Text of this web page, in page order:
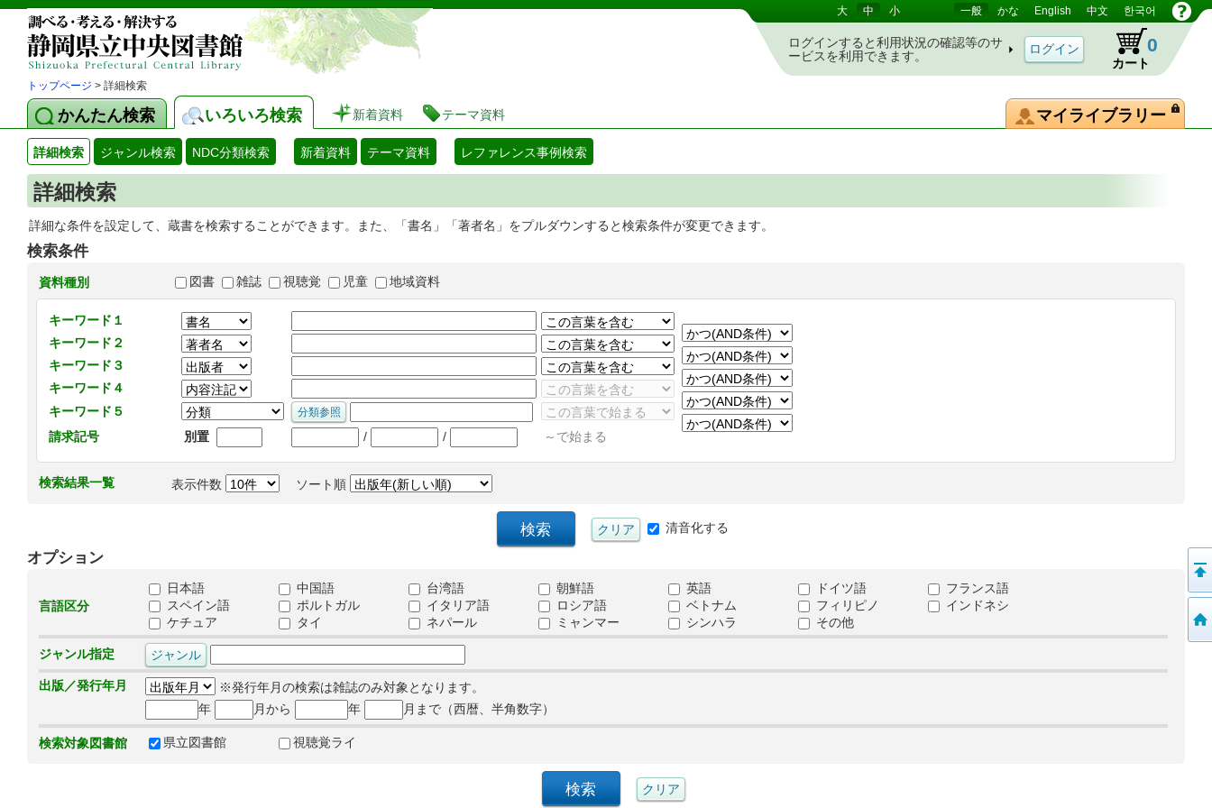
静岡県立図書館 蔵書検索・予約システム 大 中 小 一般 かな English 中文 한국어
ログインすると利用状況の確認等のサ
ービスを利用できます。
カート
0
トップページ > 詳細検索
かんたん検索 いろいろ検索 新着資料 テーマ資料 マイライブラリー
詳細検索 ジャンル検索 NDC分類検索 新着資料 テーマ資料 レファレンス事例検索
詳細検索
詳細な条件を設定して、蔵書を検索することができます。また、「書名」「著者名」をプルダウンすると検索条件が変更できます。
検索条件
資料種別 図書 雑誌 視聴覚 児童 地域資料
キーワード１
キーワード２
キーワード３
キーワード４
キーワード５
請求記号
別置 / / ～で始まる
検索結果一覧 表示件数 ソート順
清音化する
オプション
言語区分
日本語 中国語 台湾語 朝鮮語 英語 ドイツ語
フランス語
スペイン語
ポルトガル イタリア語 ロシア語 ベトナム フィリピノ
インドネシ
ケチュア
タイ ネパール ミャンマー シンハラ その他
ジャンル指定
出版／発行年月
※発行年月の検索は雑誌のみ対象となります。
年
月から 年 月まで（西暦、半角数字）
検索対象図書館 県立図書館 視聴覚ライ